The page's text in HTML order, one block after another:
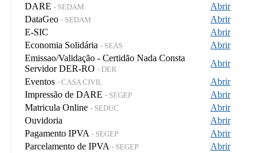
DARE - SEDAM
Abrir
DataGeo - SEDAM
Abrir
E-SIC
Abrir
Economia Solidária - SEAS
Abrir
Emissao/Validação - Certidão Nada Consta
Servidor DER-RO - DER
Abrir
Eventos - CASA CIVIL
Abrir
Impressão de DARE - SEGEP
Abrir
Matricula Online - SEDUC
Abrir
Ouvidoria
Abrir
Pagamento IPVA - SEGEP
Abrir
Parcelamento de IPVA - SEGEP
Abrir